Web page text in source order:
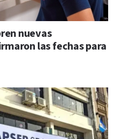
nuevas
las fechas para